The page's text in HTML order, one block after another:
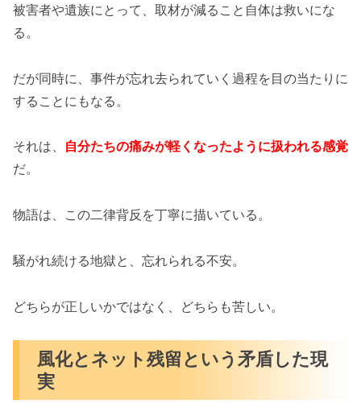
被害者や遺族にとって、取材が減ること自体は救いにな
る。
だが同時に、事件が忘れ去られていく過程を目の当たりに
することにもなる。
それは、 自分たちの痛みが軽くなったように扱われる感覚
だ。
物語は、この二律背反を丁寧に描いている。
騒がれ続ける地獄と、忘れられる不安。
どちらが正しいかではなく、どちらも苦しい。
風化とネット残留という矛盾した現
実